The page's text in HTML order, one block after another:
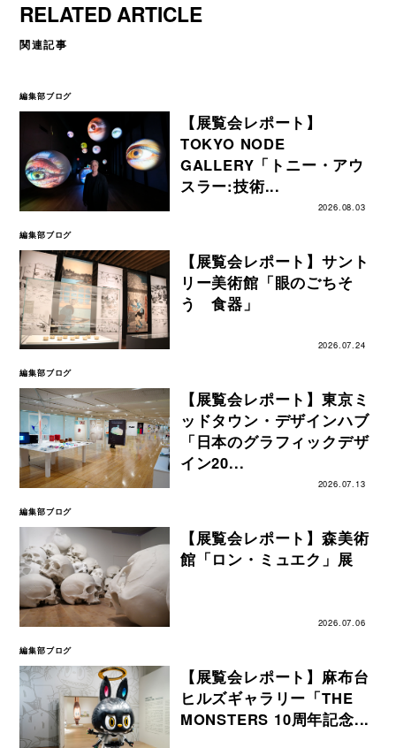
RELATED ARTICLE
関連記事
編集部ブログ
【展覧会レポート】
TOKYO NODE
GALLERY「トニー・アウ
スラー:技術...
2026.08.03
編集部ブログ
【展覧会レポート】サント
リー美術館「眼のごちそ
う 食器」
2026.07.24
編集部ブログ
【展覧会レポート】東京ミ
ッドタウン・デザインハブ
「日本のグラフィックデザ
イン20...
2026.07.13
編集部ブログ
【展覧会レポート】森美術
館「ロン・ミュエク」展
2026.07.06
編集部ブログ
【展覧会レポート】麻布台
ヒルズギャラリー「THE
MONSTERS 10周年記念...